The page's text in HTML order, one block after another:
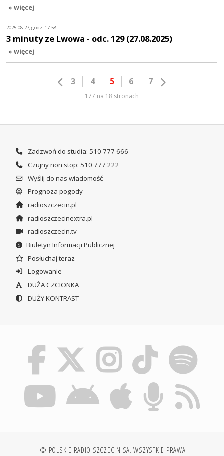
» więcej
2025-08-27, godz. 17:58
3 minuty ze Lwowa - odc. 129 (27.08.2025)
» więcej
3 4 5 6 7
177 na 18 stronach
Zadzwoń do studia: 510 777 666
Czujny non stop: 510 777 222
Wyślij do nas wiadomość
Prognoza pogody
radioszczecin.pl
radioszczecinextra.pl
radioszczecin.tv
Biuletyn Informacji Publicznej
Posłuchaj teraz
Logowanie
DUŻA CZCIONKA
DUŻY KONTRAST
© POLSKIE RADIO SZCZECIN SA. WSZYSTKIE PRAWA